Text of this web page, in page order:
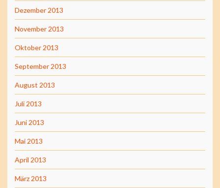
Dezember 2013
November 2013
Oktober 2013
September 2013
August 2013
Juli 2013
Juni 2013
Mai 2013
April 2013
März 2013